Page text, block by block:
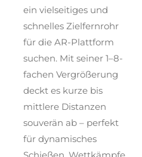
ein vielseitiges und
schnelles Zielfernrohr
für die AR-Plattform
suchen. Mit seiner 1–8-
fachen Vergrößerung
deckt es kurze bis
mittlere Distanzen
souverän ab – perfekt
für dynamisches